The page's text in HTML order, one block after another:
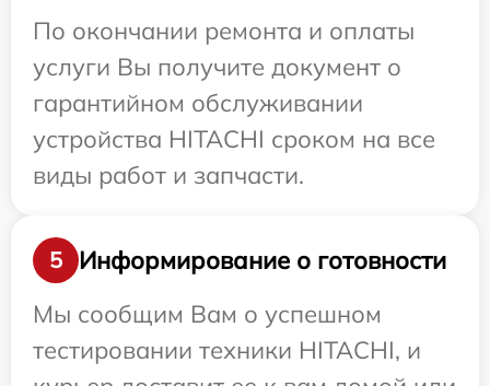
По окончании ремонта и оплаты
услуги Вы получите документ о
гарантийном обслуживании
устройства HITACHI сроком на все
виды работ и запчасти.
5
Информирование о готовности
Мы сообщим Вам о успешном
тестировании техники HITACHI, и